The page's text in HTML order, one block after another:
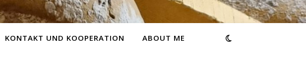
KONTAKT UND KOOPERATION ABOUT ME